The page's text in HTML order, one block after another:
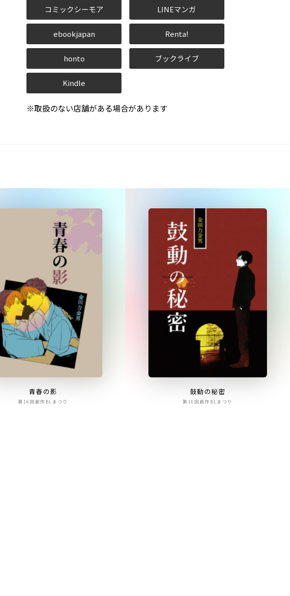
コミックシーモア LINEマンガ
ebookjapan Renta!
honto ブックライブ
Kindle
※取扱のない店舗がある場合があります
青春の影
第16回創作BLまつり
鼓動の秘密
第16回創作BLまつり